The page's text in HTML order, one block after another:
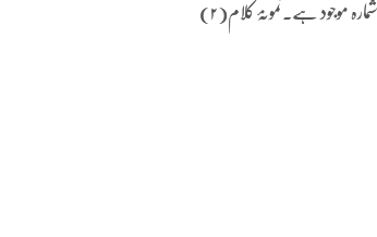
موجود ہے.نمونۂ کلام(۲)